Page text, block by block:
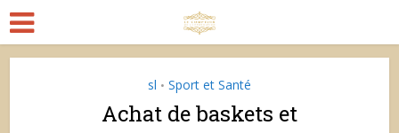
sl • Sport et Santé
Achat de baskets et